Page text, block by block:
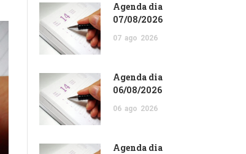
Agenda dia
07/08/2026
07 ago 2026
Agenda dia
06/08/2026
06 ago 2026
Agenda dia